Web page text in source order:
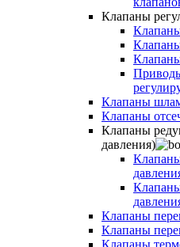
Клапаны
Клапаны
Клапаны
Клапаны
давления)
Клапаны
Клапаны
Клапаны